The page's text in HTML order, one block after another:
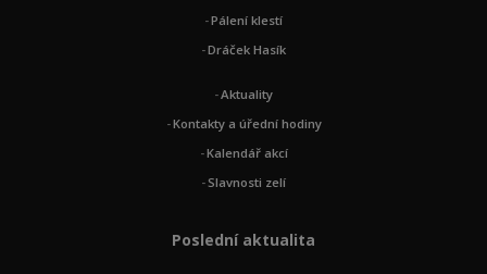
Pálení klestí
Dráček Hasík
Aktuality
Kontakty a úřední hodiny
Kalendář akcí
Slavnosti zelí
Poslední aktualita